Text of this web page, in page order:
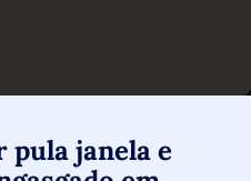
pula janela e